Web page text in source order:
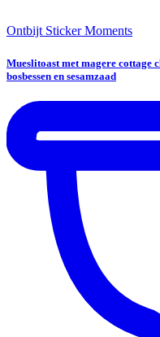
Ontbijt Sticker Moments
Mueslitoast met magere cottage
bosbessen en sesamzaad